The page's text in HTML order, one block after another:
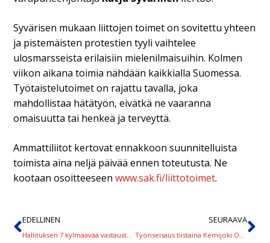
Syvärisen mukaan liittojen toimet on sovitettu yhteen
ja pistemäisten protestien tyyli vaihtelee
ulosmarsseista erilaisiin mielenilmaisuihin. Kolmen
viikon aikana toimia nähdään kaikkialla Suomessa.
Työtaistelutoimet on rajattu tavalla, joka
mahdollistaa hätätyön, eivätkä ne vaaranna
omaisuutta tai henkeä ja terveyttä.
Ammattiliitot kertovat ennakkoon suunnitelluista
toimista aina neljä päivää ennen toteutusta. Ne
kootaan osoitteeseenwww.sak.fi/liittotoimet.
EDELLINEN SEURAAVA